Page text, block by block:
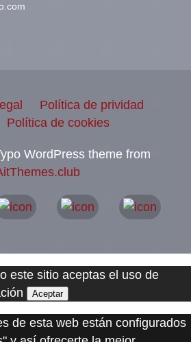
Política de prividad
Política de cookies
WordPress theme from
este sitio aceptas el uso de
Aceptar
de esta web están configurados